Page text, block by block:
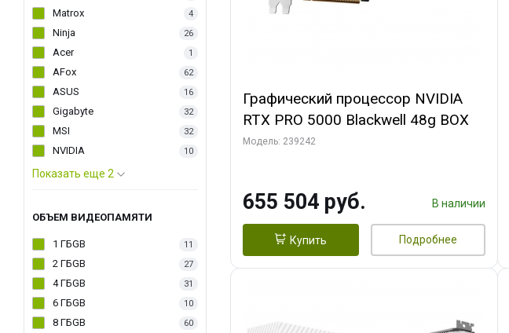
Matrox 4
Ninja 26
Acer 1
AFox 62
ASUS 16
Gigabyte 32
MSI 32
NVIDIA 10
Показать еще 2
ОБЪЕМ ВИДЕОПАМЯТИ
1 ГБGB 11
2 ГБGB 27
4 ГБGB 31
6 ГБGB 10
8 ГБGB 60
Графический процессор NVIDIA
RTX PRO 5000 Blackwell 48g BOX
Модель: 239242
655 504 руб. В наличии
Купить Подробнее